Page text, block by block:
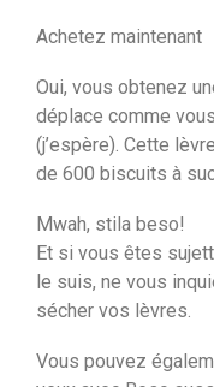
Achetez maintenant
Oui, vous obtenez
déplace comme
(j’espère). Cette
de 600 biscuits à
Mwah, stila beso!
Et si vous êtes
le suis, ne vous
sécher vos lèvres.
Vous pouvez